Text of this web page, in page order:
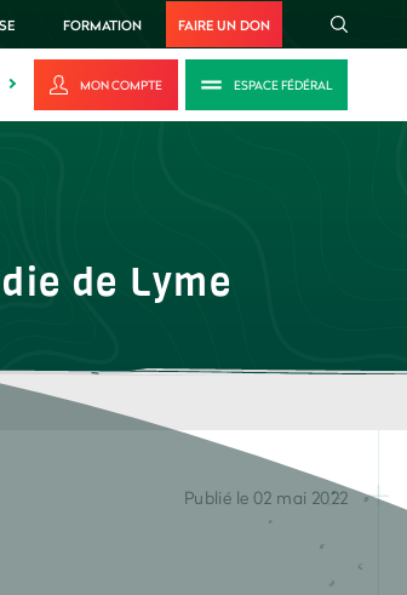
FORMATION FAIRE UN DON
MON COMPTE ESPACE FÉDÉRAL
de Lyme
Publié le 02 mai 2022